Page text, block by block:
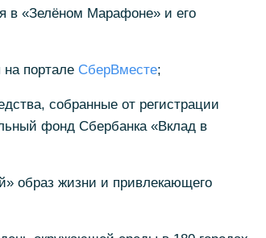
в «Зелёном Марафоне» и его
портале СберВместе;
собранные от регистрации
фонд Сбербанка «Вклад в
образ жизни и привлекающего